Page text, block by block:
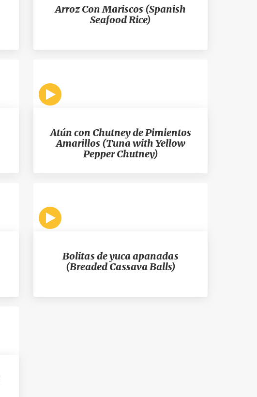
Arroz Con Mariscos (Spanish
Seafood Rice)
Atún con Chutney de Pimientos
Amarillos (Tuna with Yellow
Pepper Chutney)
Bolitas de yuca apanadas
(Breaded Cassava Balls)